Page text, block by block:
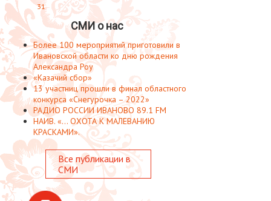
31
СМИ о нас
Более 100 мероприятий приготовили в
Ивановской области ко дню рождения
Александра Роу
«Казачий сбор»
13 участниц прошли в финал областного
конкурса «Снегурочка – 2022»
РАДИО РОССИИ ИВАНОВО 89.1 FM
НАИВ. «... ОХОТА К МАЛЕВАНИЮ
КРАСКАМИ».
Все публикации в
СМИ